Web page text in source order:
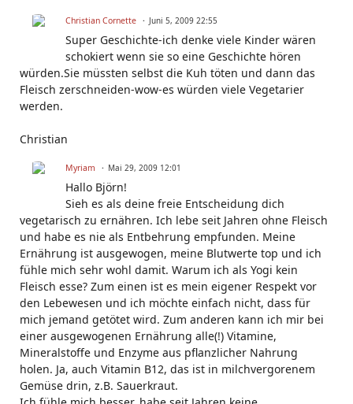
Christian Cornette Juni 5, 2009 22:55
Super Geschichte-ich denke viele Kinder wären
schokiert wenn sie so eine Geschichte hören
würden.Sie müssten selbst die Kuh töten und dann das
Fleisch zerschneiden-wow-es würden viele Vegetarier
werden.
Christian
Myriam Mai 29, 2009 12:01
Hallo Björn!
Sieh es als deine freie Entscheidung dich
vegetarisch zu ernähren. Ich lebe seit Jahren ohne Fleisch
und habe es nie als Entbehrung empfunden. Meine
Ernährung ist ausgewogen, meine Blutwerte top und ich
fühle mich sehr wohl damit. Warum ich als Yogi kein
Fleisch esse? Zum einen ist es mein eigener Respekt vor
den Lebewesen und ich möchte einfach nicht, dass für
mich jemand getötet wird. Zum anderen kann ich mir bei
einer ausgewogenen Ernährung alle(!) Vitamine,
Mineralstoffe und Enzyme aus pflanzlicher Nahrung
holen. Ja, auch Vitamin B12, das ist in milchvergorenem
Gemüse drin, z.B. Sauerkraut.